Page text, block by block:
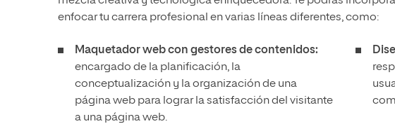
enfocar tu carrera profesional en varias líneas diferentes, como:
Maquetador web con gestores de contenidos:
encargado de la planificación, la
conceptualización y la organización de una
página web para lograr la satisfacción del visitante
a una página web.